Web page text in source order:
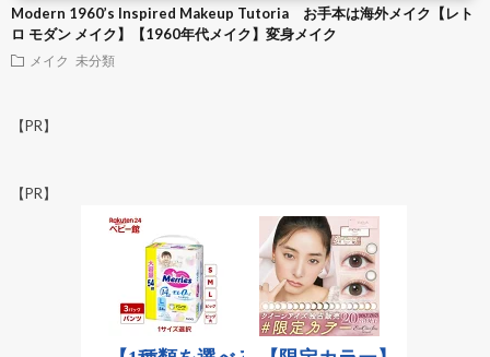
Modern 1960’s Inspired Makeup Tutoria お手本は海外メイク【レト
ロ モダン メイク】【1960年代メイク】変身メイク
メイク 未分類
【PR】
【PR】